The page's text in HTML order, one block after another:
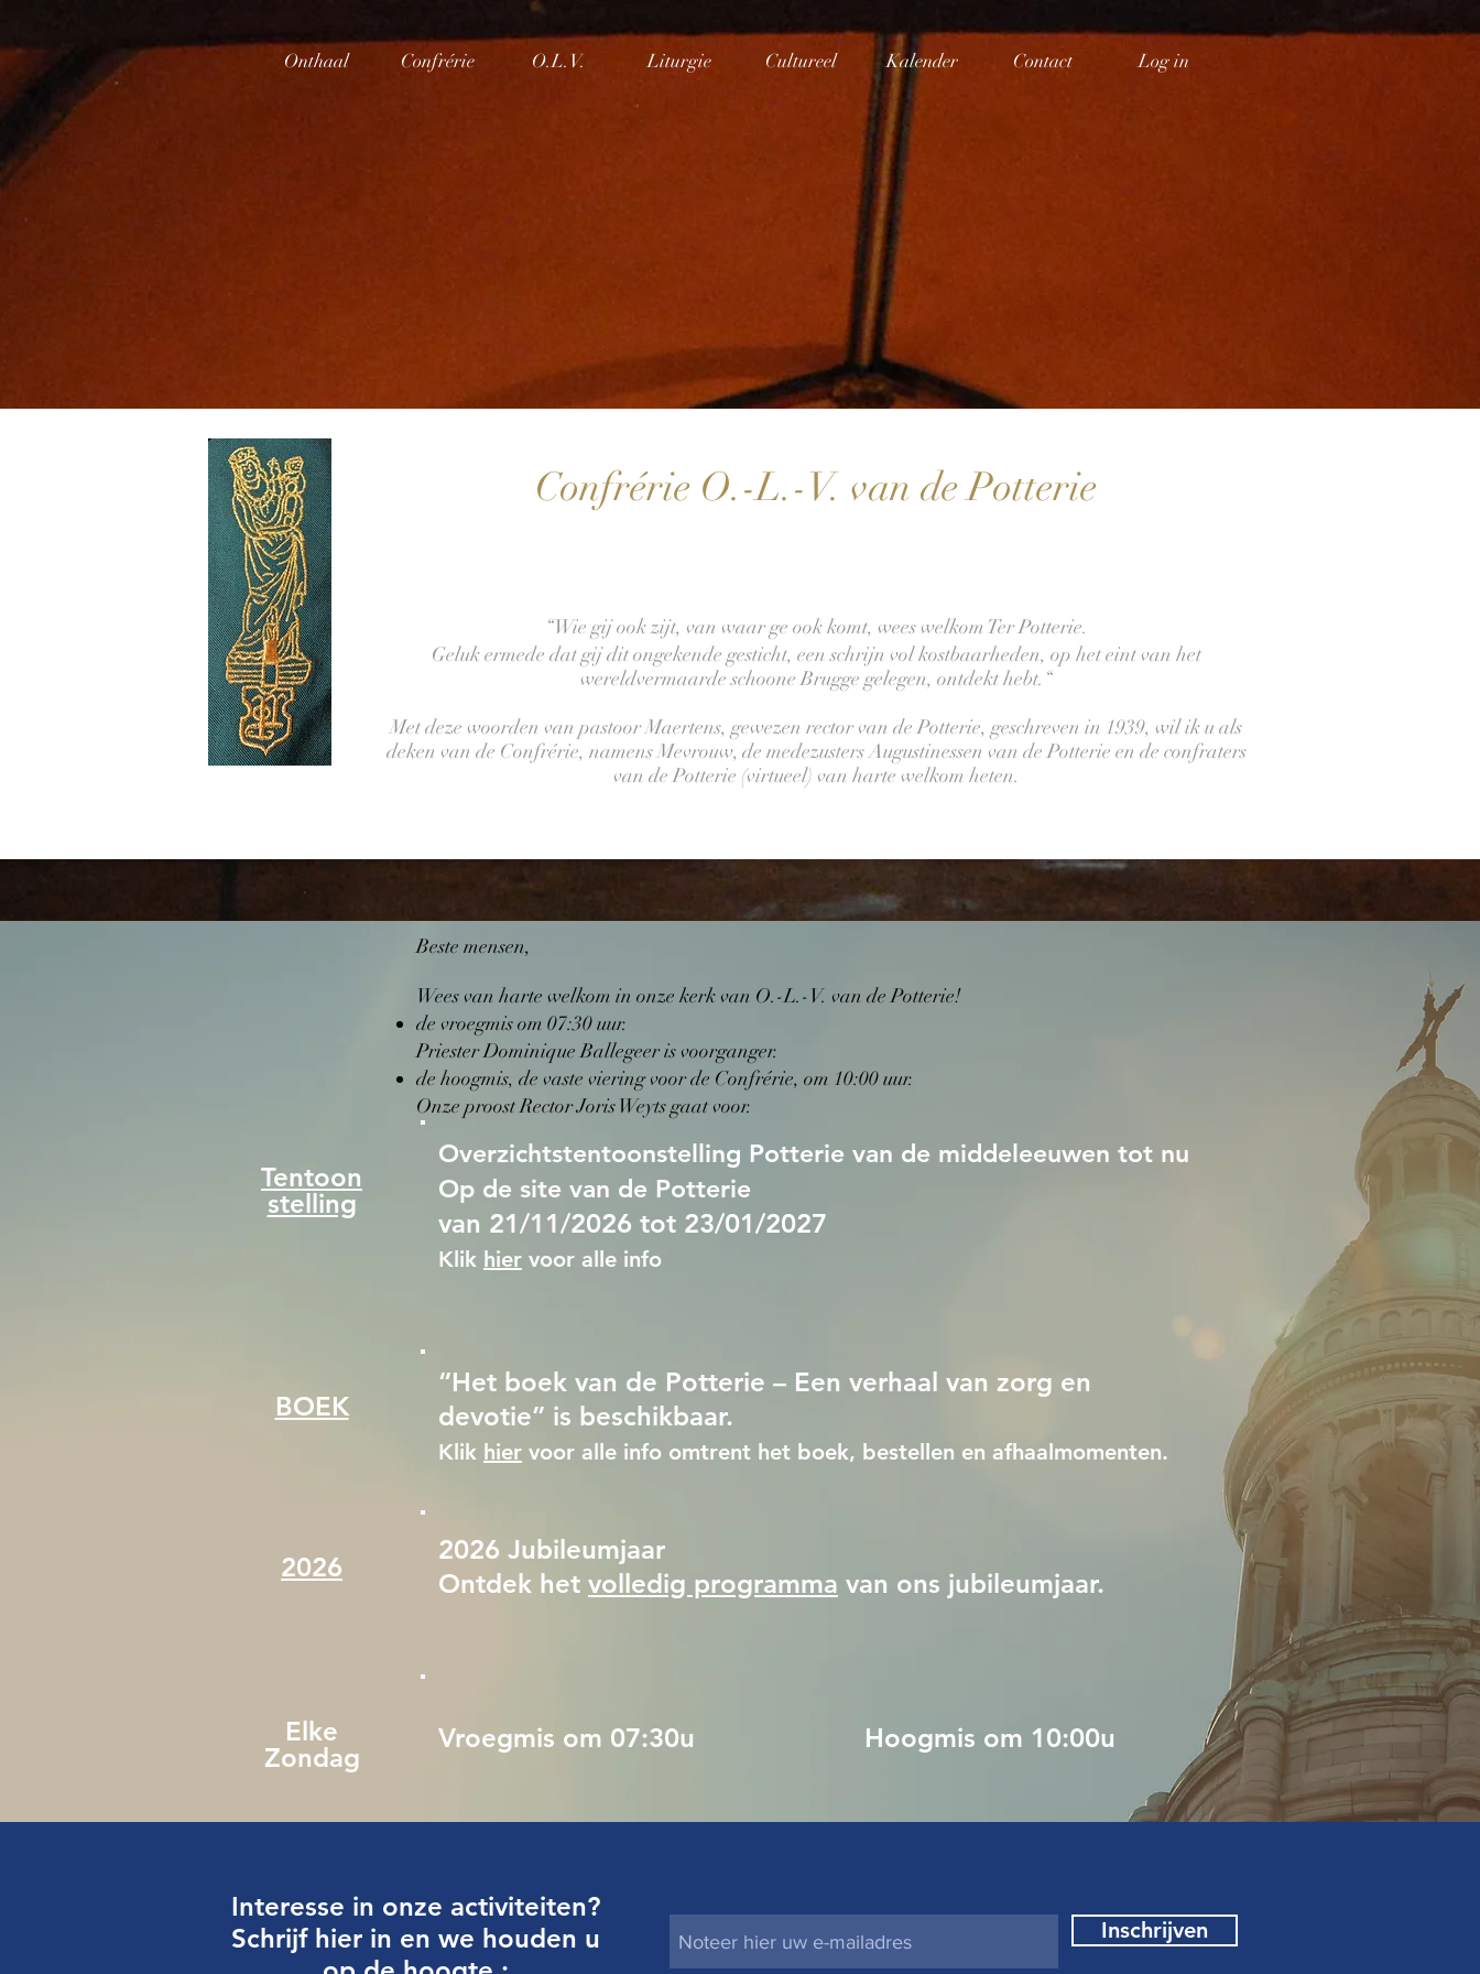
Onthaal Confrérie O.L.V. Liturgie Cultureel Kalender Contact Log in
Onze-Lieve-Vrouw
van de Potterie
Welkom!
Confrérie O.-L.-V. van de Potterie
“Wie gij ook zijt, van waar ge ook komt, wees welkom Ter Potterie.
Geluk ermede dat gij dit ongekende gesticht, een schrijn vol kostbaarheden, op het eint van het
wereldvermaarde schoone Brugge gelegen, ontdekt hebt.“
Met deze woorden van pastoor Maertens, gewezen rector van de Potterie, geschreven in 1939, wil ik u als
deken van de Confrérie, namens Mevrouw, de medezusters Augustinessen van de Potterie en de confraters
van de Potterie (virtueel) van harte welkom heten.
Tentoon
stelling
Beste mensen,
Wees van harte welkom in onze kerk van O.-L.-V. van de Potterie!
de vroegmis om 07:30 uur.
Priester Dominique Ballegeer is voorganger.​
de hoogmis, de vaste viering voor de Confrérie, om 10:00 uur.
Onze proost Rector Joris Weyts gaat voor.
Overzichtstentoonstelling Potterie van de middeleeuwen tot nu
Op de site van de Potterie
van 21/11/2026 tot 23/01/2027
Klik hier voor alle info
BOEK
2026
Elke
Zondag
“Het boek van de Potterie – Een verhaal van zorg en
devotie” is beschikbaar.
Klik hier voor alle info omtrent het boek, bestellen en afhaalmomenten.
2026 Jubileumjaar
Ontdek het volledig programma van ons jubileumjaar.
Vroegmis om 07:30u Hoogmis om 10:00u
Interesse in onze activiteiten?
Schrijf hier in en we houden u
Inschrijven